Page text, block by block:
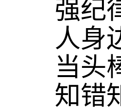
强纪
人身
当头
知错